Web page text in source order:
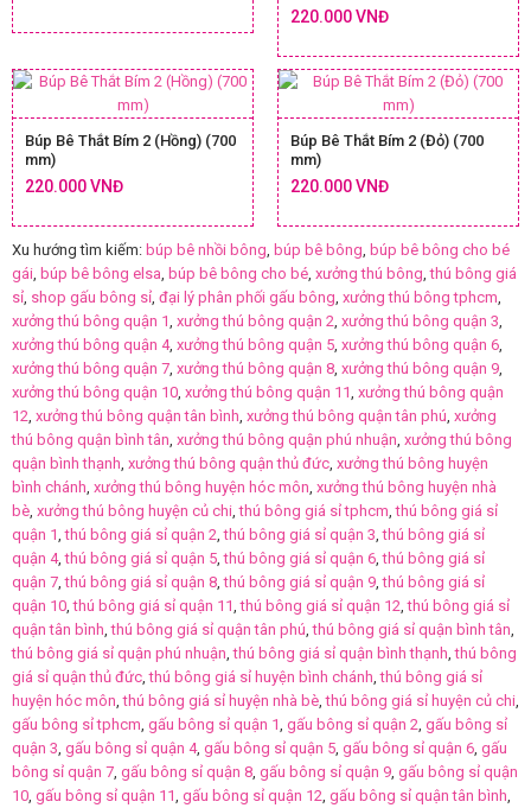
220.000 VNĐ
Búp Bê Thắt Bím 2 (Hồng) (700
mm)
220.000 VNĐ
Búp Bê Thắt Bím 2 (Đỏ) (700
mm)
220.000 VNĐ
Xu hướng tìm kiếm: búp bê nhồi bông búp bê bông búp bê bông cho bé
gái búp bê bông elsa búp bê bông cho bé xưởng thú bông ,thú bông giá
sỉ shop gấu bông sỉ đại lý phân phối gấu bông xưởng thú bông tphcm
xưởng thú bông quận 1 xưởng thú bông quận 2 xưởng thú bông quận 3
xưởng thú bông quận 4, xưởng thú bông quận 5 xưởng thú bông quận 6
xưởng thú bông quận 7 xưởng thú bông quận 8 xưởng thú bông quận 9
xưởng thú bông quận 10 xưởng thú bông quận 11 xưởng thú bông quận
12 xưởng thú bông quận tân bình xưởng thú bông quận tân phú xưởng
thú bông quận bình tân xưởng thú bông quận phú nhuận xưởng thú bông
quận bình thạnh xưởng thú bông quận thủ đức xưởng thú bông huyện
bình chánh xưởng thú bông huyện hóc môn xưởng thú bông huyện nhà
bè xưởng thú bông huyện củ chi ,thú bông giá sỉ tphcm ,thú bông giá sỉ
quận 1 ,thú bông giá sỉ quận 2 ,thú bông giá sỉ quận 3 ,thú bông giá sỉ
quận 4,thú bông giá sỉ quận 5 ,thú bông giá sỉ quận 6 ,thú bông giá sỉ
quận 7 ,thú bông giá sỉ quận 8 ,thú bông giá sỉ quận 9 ,thú bông giá sỉ
quận 10 ,thú bông giá sỉ quận 11 ,thú bông giá sỉ quận 12 ,thú bông giá sỉ
quận tân bình ,thú bông giá sỉ quận tân phú ,thú bông giá sỉ quận bình tân
thú bông giá sỉ quận phú nhuận ,thú bông giá sỉ quận bình thạnh ,thú bông
giá sỉ quận thủ đức ,thú bông giá sỉ huyện bình chánh ,thú bông giá sỉ
huyện hóc môn ,thú bông giá sỉ huyện nhà bè ,thú bông giá sỉ huyện củ chi
gấu bông sỉ tphcm gấu bông sỉ quận 1 gấu bông sỉ quận 2 gấu bông sỉ
quận 3 gấu bông sỉ quận 4, gấu bông sỉ quận 5 gấu bông sỉ quận 6 gấu
bông sỉ quận 7 gấu bông sỉ quận 8 gấu bông sỉ quận 9 gấu bông sỉ quận
10 gấu bông sỉ quận 11 gấu bông sỉ quận 12 gấu bông sỉ quận tân bình